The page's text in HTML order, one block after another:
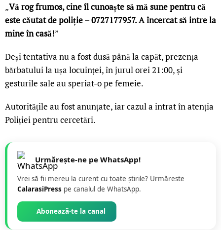
„Vă rog frumos, cine îl cunoaște să mă sune pentru că
este căutat de poliție – 0727177957. A încercat să intre la
mine în casă!”
Deși tentativa nu a fost dusă până la capăt, prezența
bărbatului la ușa locuinței, în jurul orei 21:00, și
gesturile sale au speriat-o pe femeie.
Autoritățile au fost anunțate, iar cazul a intrat în atenția
Poliției pentru cercetări.
Urmărește-ne pe WhatsApp!
Vrei să fii mereu la curent cu toate știrile? Urmăreste
CalarasiPress pe canalul de WhatsApp.
Abonează-te la canal